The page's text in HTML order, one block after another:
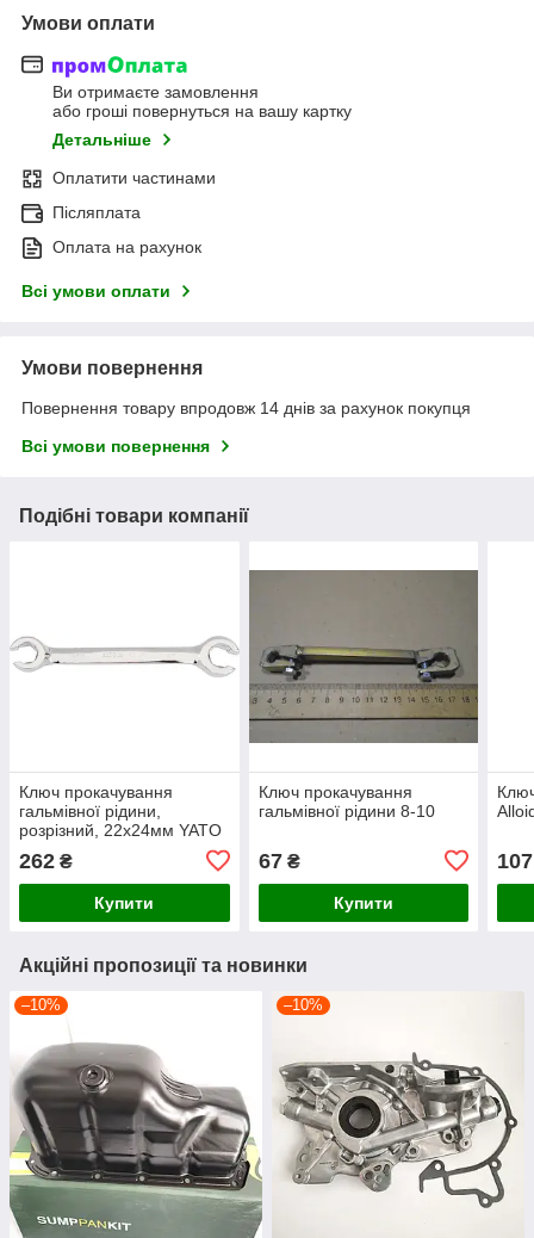
Умови оплати
Ви отримаєте замовлення
або гроші повернуться на вашу картку
Детальніше
Оплатити частинами
Післяплата
Оплата на рахунок
Всі умови оплати
Умови повернення
Повернення товару впродовж 14 днів за рахунок покупця
Всі умови повернення
Подібні товари компанії
Ключ прокачування
гальмівної рідини,
розрізний, 22х24мм YATO
262 ₴
Купити
Ключ прокачування
гальмівної рідини 8-10
67₴
Купити
107
Акційні пропозиції та новинки
–10% –10%